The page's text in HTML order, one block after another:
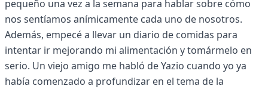
pequeño una vez a la semana para hablar sobre cómo
nos sentíamos anímicamente cada uno de nosotros.
Además, empecé a llevar un diario de comidas para
intentar ir mejorando mi alimentación y tomármelo en
serio. Un viejo amigo me habló de Yazio cuando yo ya
había comenzado a profundizar en el tema de la